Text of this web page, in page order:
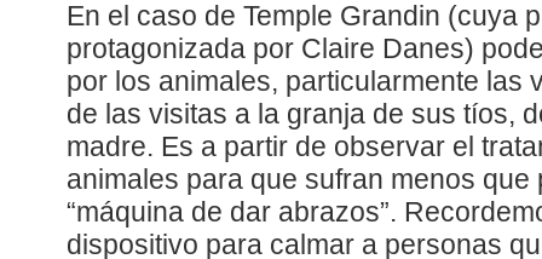
En el caso de Temple Grandin (cuya
protagonizada por Claire Danes)
por los animales, particularmente las
de las visitas a la granja de sus tíos,
madre. Es a partir de observar el
animales para que sufran menos que
“máquina de dar abrazos”.
dispositivo para calmar a personas